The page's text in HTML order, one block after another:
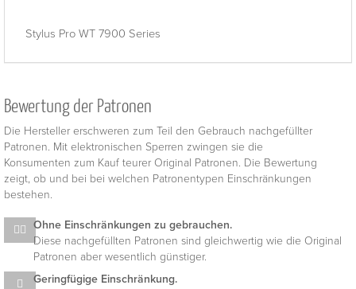
Stylus Pro WT 7900 Series
Bewertung der Patronen
Die Hersteller erschweren zum Teil den Gebrauch nachgefüllter
Patronen. Mit elektronischen Sperren zwingen sie die
Konsumenten zum Kauf teurer Original Patronen. Die Bewertung
zeigt, ob und bei bei welchen Patronentypen Einschränkungen
bestehen.
Ohne Einschränkungen zu gebrauchen.
Diese nachgefüllten Patronen sind gleichwertig wie die Original
Patronen aber wesentlich günstiger.
Geringfügige Einschränkung.